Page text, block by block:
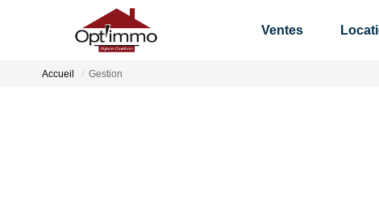
Ventes
Accueil Gestion